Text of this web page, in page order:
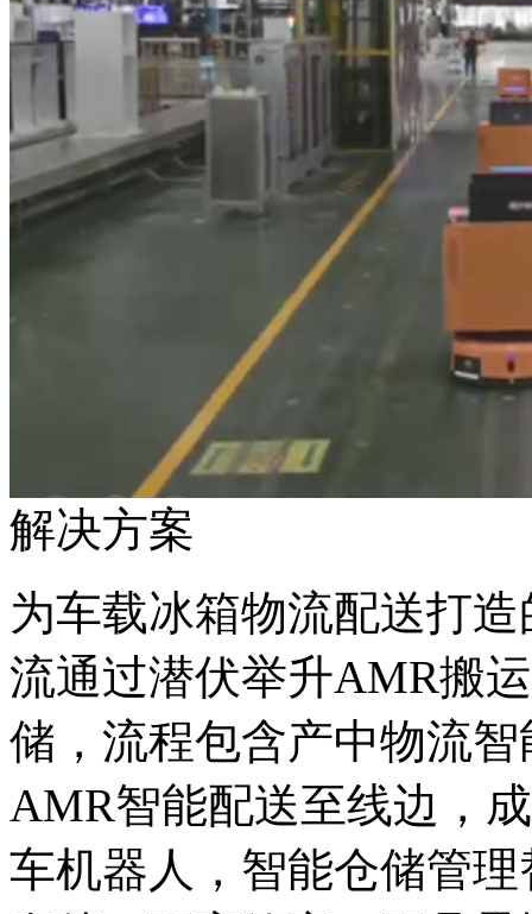
解决方案
为车载冰箱物流配送打
流通过潜伏举升AMR搬
储，流程包含产中物流
AMR智能配送至线边，
车机器人，智能仓储管